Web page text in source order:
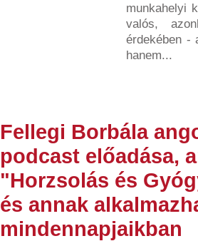
munkahelyi
valós,
érdekében -
hanem...
Fellegi Borbála
podcast előadása,
"Horzsolás és
és annak
mindennapjaikban